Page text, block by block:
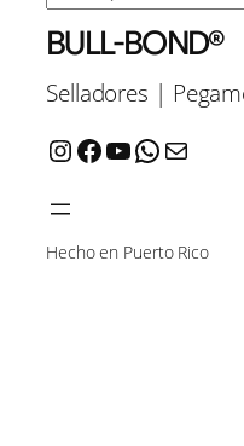
BULL-BOND®
Selladores |
Instagram
Facebook
YouTube
WhatsApp
Mail
Hecho en Puerto Rico